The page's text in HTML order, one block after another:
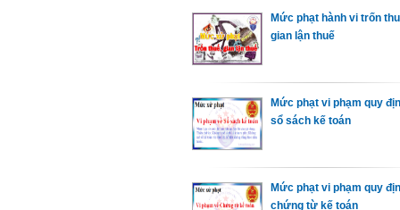
Mức phạt hành vi trốn
gian lận thuế
Mức phạt vi phạm quy
sổ sách kế toán
Mức phạt vi phạm quy
chứng từ kế toán